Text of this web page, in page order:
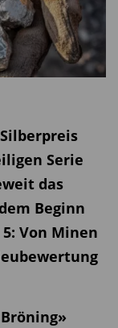
Serie
das
Beginn
Von Minen